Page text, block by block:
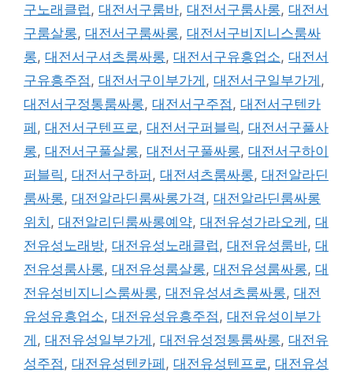
구노래클럽 , 대전서구룸바, 대전서구룸사롱, 대전서
구룸살롱, 대전서구룸싸롱, 대전서구비지니스룸싸
롱, 대전서구셔츠룸싸롱, 대전서구유흥업소, 대전서
구유흥주점 , 대전서구이부가게 , 대전서구일부가게 ,
대전서구정통룸싸롱, 대전서구주점 , 대전서구텐카
페 , 대전서구텐프로 , 대전서구퍼블릭 , 대전서구풀사
롱, 대전서구풀살롱, 대전서구풀싸롱, 대전서구하이
퍼블릭 , 대전서구하퍼 , 대전셔츠룸싸롱, 대전알라딘
룸싸롱, 대전알라딘룸싸롱가격 , 대전알라딘룸싸롱
위치 , 대전알리딘룸싸롱예약, 대전유성가라오케 , 대
전유성노래방, 대전유성노래클럽 , 대전유성룸바, 대
전유성룸사롱, 대전유성룸살롱, 대전유성룸싸롱, 대
전유성비지니스룸싸롱, 대전유성셔츠룸싸롱, 대전
유성유흥업소, 대전유성유흥주점 , 대전유성이부가
게 , 대전유성일부가게 , 대전유성정통룸싸롱, 대전유
성주점 , 대전유성텐카페 , 대전유성텐프로 , 대전유성